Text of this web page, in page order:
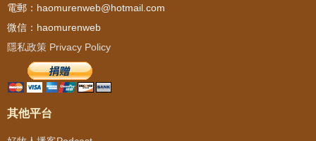
電郵：haomurenweb@hotmail.com
微信：haomurenweb
隱私政策 Privacy Policy
其他平台